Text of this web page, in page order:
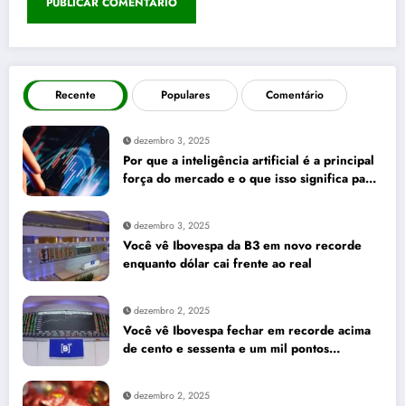
Recente Populares Comentário
dezembro 3, 2025
Por que a inteligência artificial é a principal
força do mercado e o que isso significa para
dezembro 3, 2025
Você vê Ibovespa da B3 em novo recorde
enquanto dólar cai frente ao real
dezembro 2, 2025
Você vê Ibovespa fechar em recorde acima
de cento e sessenta e um mil pontos
dezembro 2, 2025